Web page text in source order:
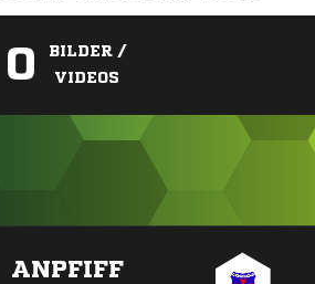
0
BILDER /
VIDEOS
ANPFIFF